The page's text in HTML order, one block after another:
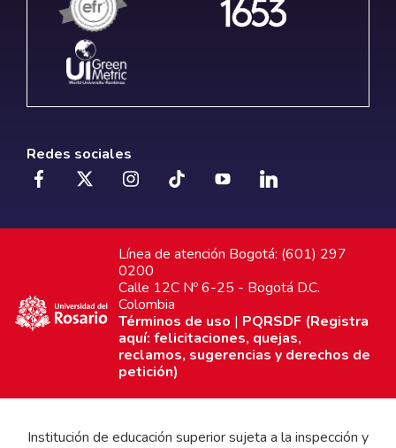
Redes sociales
Línea de atención Bogotá: (601) 297
0200
Calle 12C Nº 6-25 - Bogotá D.C.
Colombia
Términos de uso | PQRSDF (Registra
aquí: felicitaciones, quejas,
reclamos, sugerencias y derechos de
petición)
Institución de educación superior sujeta a la inspección y